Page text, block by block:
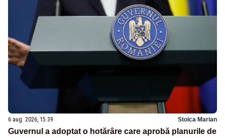
6 aug. 2026, 15:39 Stoica Marian
Guvernul a adoptat o hotărâre care aprobă planurile de